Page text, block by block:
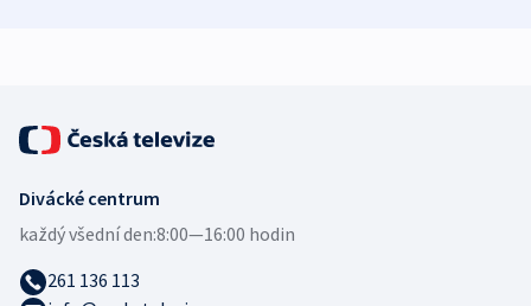
Divácké centrum
každý všední den:8:00—16:00 hodin
261 136 113